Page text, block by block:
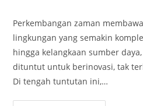
Perkembangan zaman
lingkungan yang semakin
hingga kelangkaan sumber
dituntut untuk berinovasi, tak
Di tengah tuntutan ini,…